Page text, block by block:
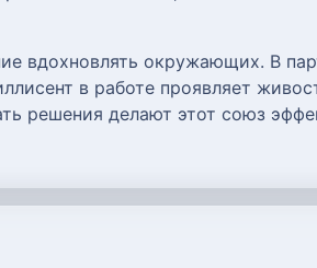
вдохновлять окружающих. В
в работе проявляет
решения делают этот союз